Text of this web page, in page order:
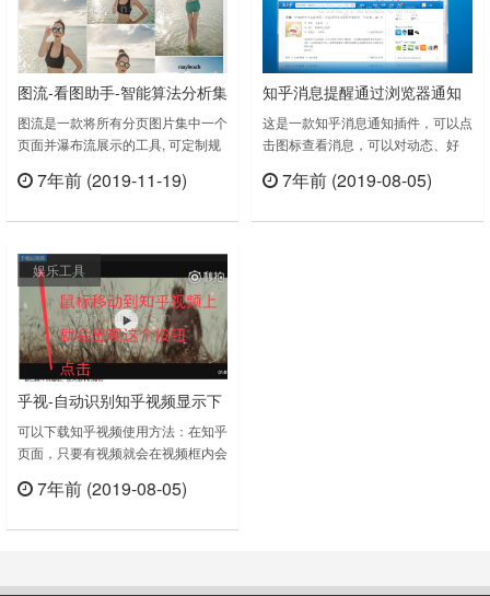
2015年11月28日……
新媒体管家新媒体管家插件下载上次
更新日期：201……
图流-看图助手-智能算法分析集
中展示所有图片
图流是一款将所有分页图片集中一个
页面并瀑布流展示的工具, 可定制规
片网站, 让你痛不欲生, 一个页面一张
1. 支持90%+的图片网站,真不支持,
留言给我2. 支持所有单页图片网站3.
漫画爱好者福音,美女写真套图支持
4. VIP支持懒加载, 支……
7年前 (2019-11-19)
知乎消息提醒通过浏览器通知
这是一款知乎消息通知插件，可以点
击图标查看消息，可以对动态、好
也可以开关提醒，对喜欢刷知乎的人
7年前 (2019-08-05)
娱乐工具
乎视-自动识别知乎视频显示下
载按钮
可以下载知乎视频使用方法：在知乎
页面，只要有视频就会在视频框内会
钮，会打开一个新页面，稍等几秒就
个文件流，这个工具是把多个文件流
7年前 (2019-08-05)